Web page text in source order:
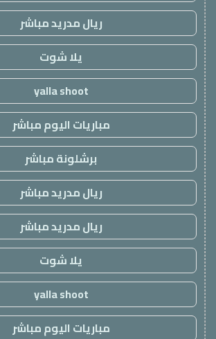
ريال مدريد مباشر
يلا شوت
yalla shoot
مباريات اليوم مباشر
برشلونة مباشر
ريال مدريد مباشر
ريال مدريد مباشر
يلا شوت
yalla shoot
مباريات اليوم مباشر